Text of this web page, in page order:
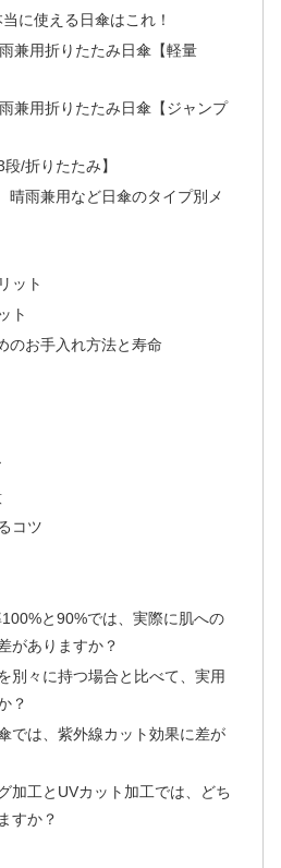
に使える日傘はこれ！
兼用折りたたみ日傘【軽量
兼用折りたたみ日傘【ジャンプ
/折りたたみ】
晴雨兼用など日傘のタイプ別メ
ット
ト
のお手入れ方法と寿命
コツ
と90%では、実際に肌への
がありますか？
別々に持つ場合と比べて、実用
？
では、紫外線カット効果に差が
加工とUVカット加工では、どち
すか？